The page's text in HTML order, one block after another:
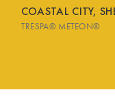
COASTAL CITY,
TRESPA® METEON®